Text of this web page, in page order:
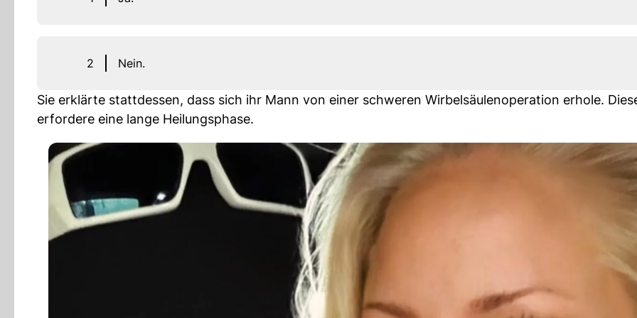
2 Nein.
Sie erklärte stattdessen, dass sich ihr Mann von einer schweren Wirbelsäulenoperation erhole.
erfordere eine lange Heilungsphase.